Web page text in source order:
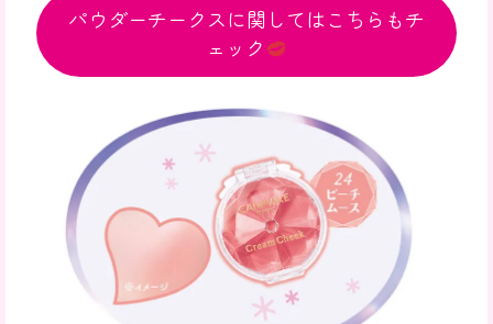
パウダーチークスに関してはこちらもチ
ェック